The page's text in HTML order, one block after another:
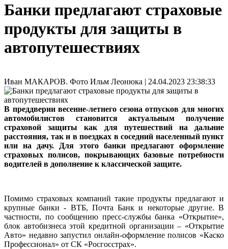
Банки предлагают страховые
продукты для защиты в
автопутешествиях
Иван МАКАРОВ. Фото Ильм Леонюка | 24.04.2023 23:38:33
В преддверии весенне-летнего сезона отпусков для многих
автомобилистов становится актуальным получение
страховой защиты как для путешествий на дальние
расстояния, так и в поездках в соседний населенный пункт
или на дачу. Для этого банки предлагают оформление
страховых полисов, покрывающих базовые потребности
водителей в дополнение к классической защите.
Помимо страховых компаний такие продукты предлагают и
крупные банки - ВТБ, Почта Банк и некоторые другие. В
частности, по сообщению пресс-службы банка «Открытие»,
блок автобизнеса этой кредитной организации – «Открытие
Авто» недавно запустил онлайн-оформление полисов «Каско
Профессионал» от СК «Росгосстрах».